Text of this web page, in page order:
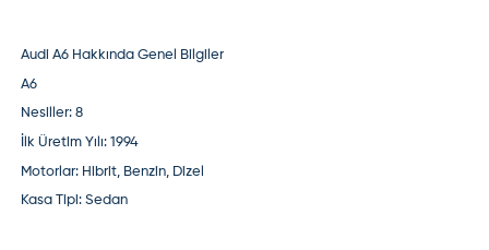
Audi A6 Hakkında Genel Bilgiler
A6
Nesiller:8
İlk Üretim Yılı: 1994
Motorlar: Hibrit, Benzin, Dizel
Kasa Tipi: Sedan